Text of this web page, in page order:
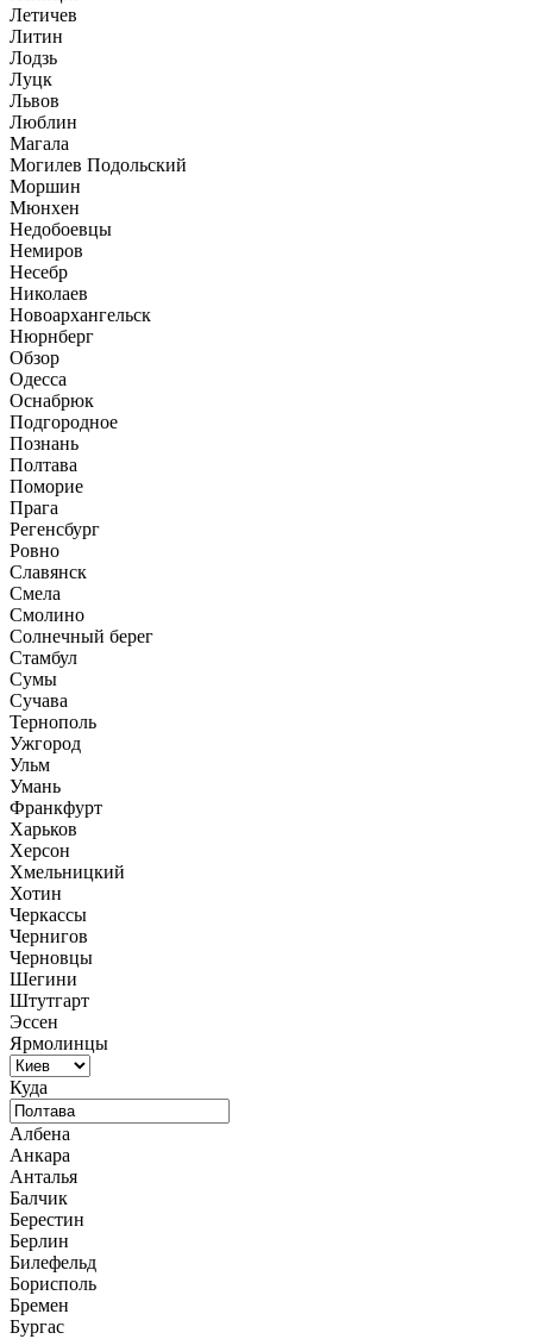
Летичев
Литин
Лодзь
Луцк
Львов
Люблин
Магала
Могилев Подольский
Моршин
Мюнхен
Недобоевцы
Немиров
Несебр
Николаев
Новоархангельск
Нюрнберг
Обзор
Одесса
Оснабрюк
Подгородное
Познань
Полтава
Поморие
Прага
Регенсбург
Ровно
Славянск
Смела
Смолино
Солнечный берег
Стамбул
Сумы
Сучава
Тернополь
Ужгород
Ульм
Умань
Франкфурт
Харьков
Херсон
Хмельницкий
Хотин
Черкассы
Чернигов
Черновцы
Шегини
Штутгарт
Эссен
Ярмолинцы
Куда
Албена
Анкара
Анталья
Балчик
Берестин
Берлин
Билефельд
Борисполь
Бремен
Бургас